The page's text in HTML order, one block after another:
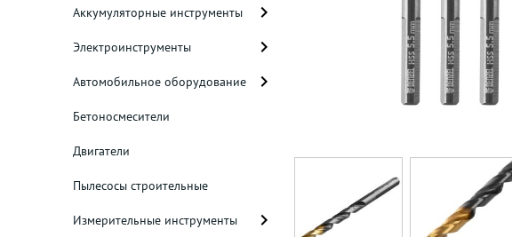
Аккумуляторные инструменты
Электроинструменты
Автомобильное оборудование
Бетоносмесители
Двигатели
Пылесосы строительные
Измерительные инструменты